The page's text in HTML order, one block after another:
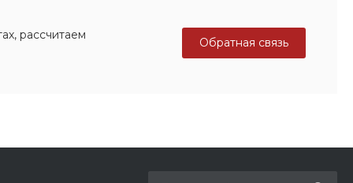
рассчитаем
Обратная связь